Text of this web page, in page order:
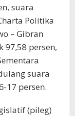
suara
Politika
– Gibran
97,58 persen,
suara
17 persen.
(pileg)